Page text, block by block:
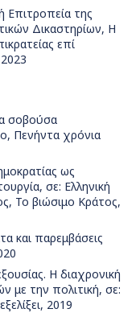
Επιτροπεία της
Δικαστηρίων, Η
επί
σοβούσα
Πενήντα χρόνια
ως
σε: Ελληνική
Το βιώσιμο Κράτος,
και παρεμβάσεις
Η διαχρονική
με την πολιτική, σε:
2019